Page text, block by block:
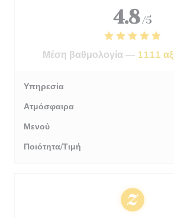
4.8 /5
Μέση βαθμολογία — 1111
Υπηρεσία
Ατμόσφαιρα
Μενού
Ποιότητα/Τιμή